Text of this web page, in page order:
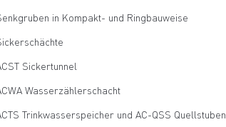
in Kompakt- und Ringbauweise
Sickertunnel
Wasserzählerschacht
Trinkwasserspeicher und AC-QSS Quellstuben